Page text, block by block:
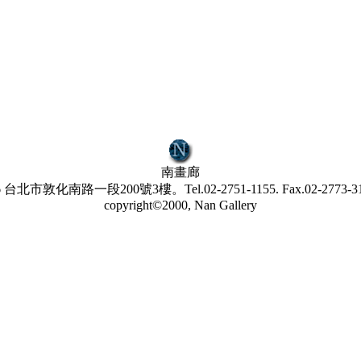
南畫廊
台北市敦化南路一段200號3樓。Tel.02-2751-1155. Fax.02-2773-
copyright©2000, Nan Gallery